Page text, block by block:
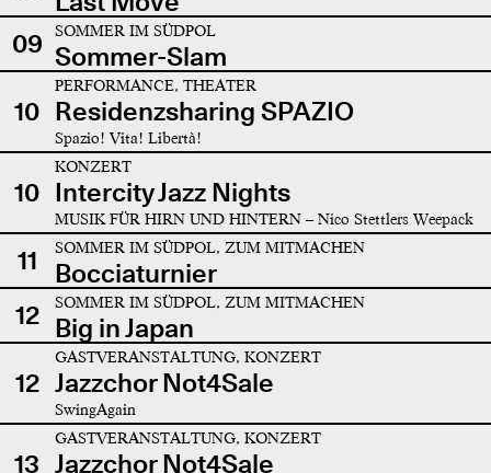
09
SOMMER IM SÜDPOL
Sommer-Slam
10
PERFORMANCE, THEATER
Residenzsharing SPAZIO
Spazio! Vita! Libertà!
10
KONZERT
Intercity Jazz Nights
MUSIK FÜR HIRN UND HINTERN – Nico Stettlers Weepack
11 SOMMER IM SÜDPOL, ZUM MITMACHEN
Bocciaturnier
12
SOMMER IM SÜDPOL, ZUM MITMACHEN
Big in Japan
12
GASTVERANSTALTUNG, KONZERT
Jazzchor Not4Sale
SwingAgain
13
GASTVERANSTALTUNG, KONZERT
Jazzchor Not4Sale